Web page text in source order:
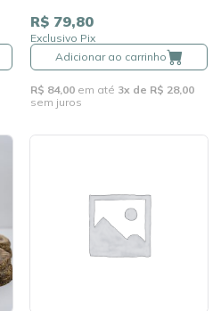
R$ 79,80
Exclusivo Pix
Adicionar ao carrinho
R$ 84,00 em até 3x de R$ 28,00
sem juros